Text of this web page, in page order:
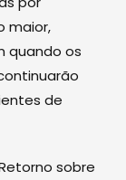
maior,
quando os
de
sobre